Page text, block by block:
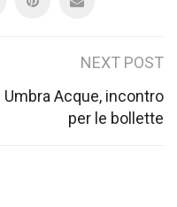
NEXT POST
Umbra Acque, incontro
per le bollette